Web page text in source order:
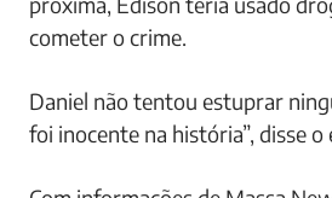
cometer o crime.
Daniel não tentou estuprar
foi inocente na história”, disse